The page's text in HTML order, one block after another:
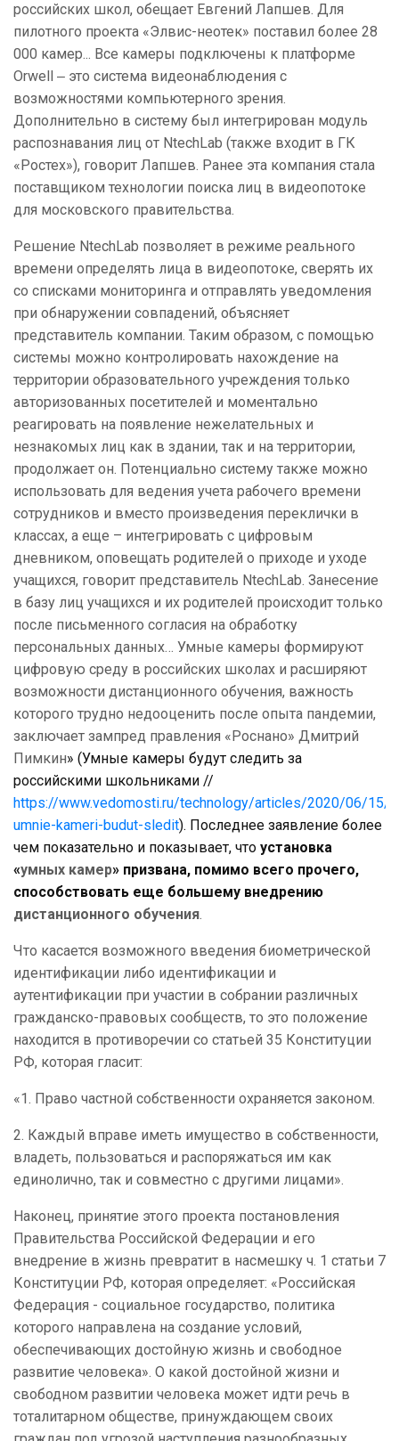
российских школ, обещает Евгений Лапшев. Для
пилотного проекта «Элвис-неотек» поставил более 28
000 камер... Все камеры подключены к платформе
Orwell ‒ это система видеонаблюдения с
возможностями компьютерного зрения.
Дополнительно в систему был интегрирован модуль
распознавания лиц от NtechLab (также входит в ГК
«Ростех»), говорит Лапшев. Ранее эта компания стала
поставщиком технологии поиска лиц в видеопотоке
для московского правительства.
Решение NtechLab позволяет в режиме реального
времени определять лица в видеопотоке, сверять их
со списками мониторинга и отправлять уведомления
при обнаружении совпадений, объясняет
представитель компании. Таким образом, с помощью
системы можно контролировать нахождение на
территории образовательного учреждения только
авторизованных посетителей и моментально
реагировать на появление нежелательных и
незнакомых лиц как в здании, так и на территории,
продолжает он. Потенциально систему также можно
использовать для ведения учета рабочего времени
сотрудников и вместо произведения переклички в
классах, а еще – интегрировать с цифровым
дневником, оповещать родителей о приходе и уходе
учащихся, говорит представитель NtechLab. Занесение
в базу лиц учащихся и их родителей происходит только
после письменного согласия на обработку
персональных данных… Умные камеры формируют
цифровую среду в российских школах и расширяют
возможности дистанционного обучения, важность
которого трудно недооценить после опыта пандемии,
заключает зампред правления «Роснано» Дмитрий
Пимкин» (Умные камеры будут следить за
российскими школьниками //
https://www.vedomosti.ru/technology/articles/2020/06/15/
umnie-kameri-budut-sledit). Последнее заявление более
чем показательно и показывает, что установка
«умных камер» призвана, помимо всего прочего,
способствовать еще большему внедрению
дистанционного обучения.
Что касается возможного введения биометрической
идентификации либо идентификации и
аутентификации при участии в собрании различных
гражданско-правовых сообществ, то это положение
находится в противоречии со статьей 35 Конституции
РФ, которая гласит:
«1. Право частной собственности охраняется законом.
2. Каждый вправе иметь имущество в собственности,
владеть, пользоваться и распоряжаться им как
единолично, так и совместно с другими лицами».
Наконец, принятие этого проекта постановления
Правительства Российской Федерации и его
внедрение в жизнь превратит в насмешку ч. 1 статьи 7
Конституции РФ, которая определяет: «Российская
Федерация - социальное государство, политика
которого направлена на создание условий,
обеспечивающих достойную жизнь и свободное
развитие человека». О какой достойной жизни и
свободном развитии человека может идти речь в
тоталитарном обществе, принуждающем своих